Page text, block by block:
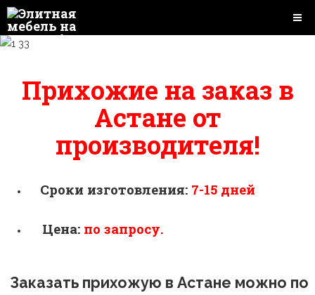
Прихожие на заказ в
Астане от
производителя!
Сроки изготовления: 7-15 дней
Цена: по запросу.
Заказать прихожую в Астане можно по